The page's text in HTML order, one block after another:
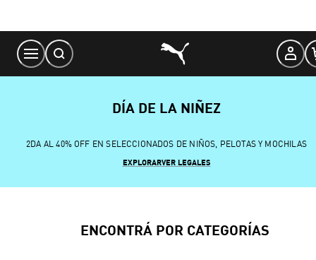
Content
DÍA DE LA NIÑEZ
2DA AL 40% OFF EN SELECCIONADOS DE NIÑOS, PELOTAS Y MOCHILAS
EXPLORARVER LEGALES
ENCONTRÁ POR CATEGORÍAS